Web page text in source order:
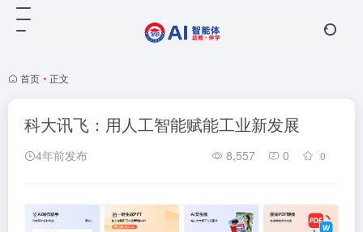
首页 • 正文
科大讯飞：用人工智能赋能工业新发展
4年前发布 8,557 0 0